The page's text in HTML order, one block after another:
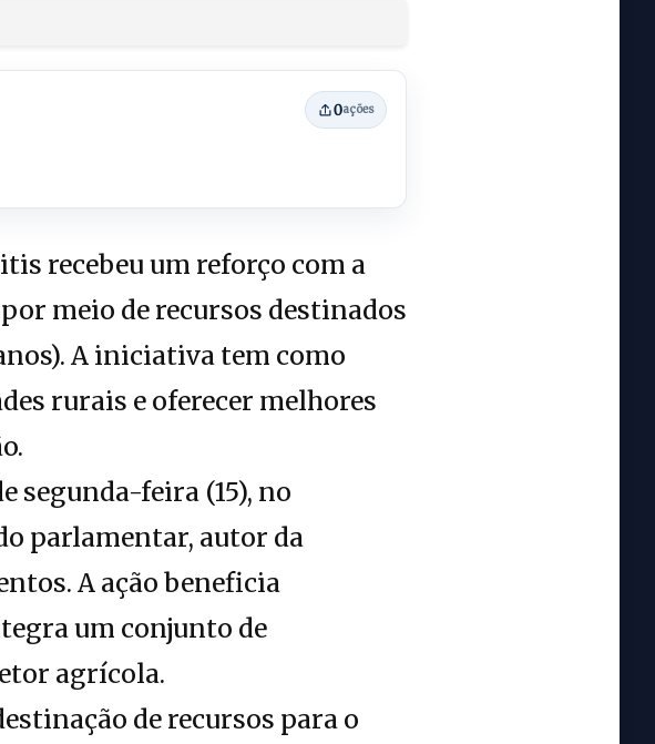
0ações
recebeu um reforço com a
meio de recursos destinados
A iniciativa tem como
rurais e oferecer melhores
segunda-feira (15), no
parlamentar, autor da
A ação beneficia
um conjunto de
agrícola.
de recursos para o